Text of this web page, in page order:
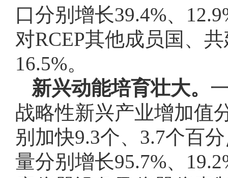
口分别增长39.4%、
对RCEP其他成员国、
16.5%。
新兴动能培育壮大。
战略性新兴产业增加值
别加快9.3个、3.7个百
量分别增长95.7%、